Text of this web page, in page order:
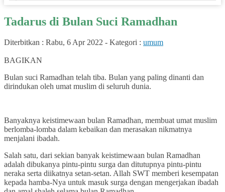
Tadarus di Bulan Suci Ramadhan
Diterbitkan : Rabu, 6 Apr 2022 - Kategori : umum
BAGIKAN
Bulan suci Ramadhan telah tiba. Bulan yang paling dinanti dan
dirindukan oleh umat muslim di seluruh dunia.
Banyaknya keistimewaan bulan Ramadhan, membuat umat muslim
berlomba-lomba dalam kebaikan dan merasakan nikmatnya
menjalani ibadah.
Salah satu, dari sekian banyak keistimewaan bulan Ramadhan
adalah dibukanya pintu-pintu surga dan ditutupnya pintu-pintu
neraka serta diikatnya setan-setan. Allah SWT memberi kesempatan
kepada hamba-Nya untuk masuk surga dengan mengerjakan ibadah